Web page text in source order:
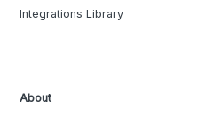
Integrations Library
About